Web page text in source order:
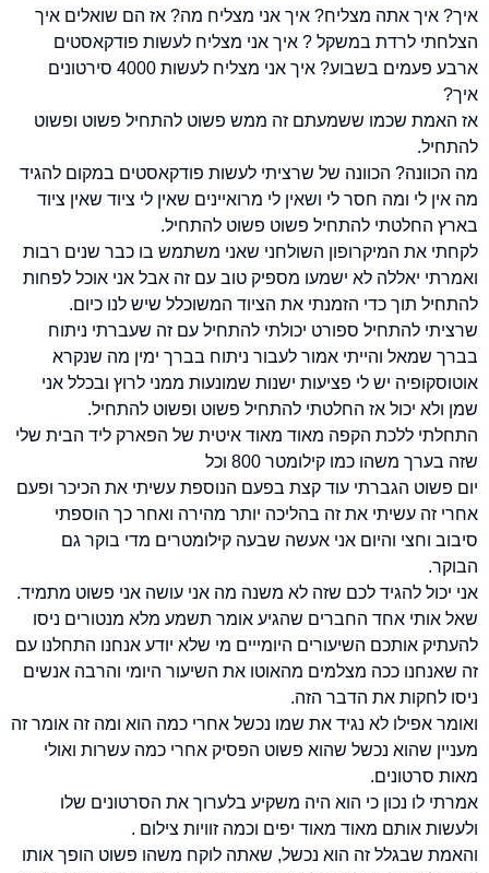
איך? איך אתה מצליח? איך אני מצליח מה? אז הם שואלים איך
הצלחתי לרדת במשקל ? איך אני מצליח לעשות פודקאסטים
ארבע פעמים בשבוע? איך אני מצליח לעשות 4000 סירטונים
איך?
אז האמת שכמו ששמעתם זה ממש פשוט להתחיל פשוט ופשוט
להתחיל.
מה הכוונה? הכוונה של שרציתי לעשות פודקאסטים במקום להגיד
מה אין לי ומה חסר לי ושאין לי מרואיינים שאין לי ציוד שאין ציוד
בארץ החלטתי להתחיל פשוט פשוט להתחיל.
לקחתי את המיקרופון השולחני שאני משתמש בו כבר שנים רבות
ואמרתי יאללה לא ישמעו מספיק טוב עם זה אבל אני אוכל לפחות
להתחיל תוך כדי הזמנתי את הציוד המשוכלל שיש לנו כיום.
שרציתי להתחיל ספורט יכולתי להתחיל עם זה שעברתי ניתוח
בברך שמאל והייתי אמור לעבור ניתוח בברך ימין מה שנקרא
אוטוסקופיה יש לי פציעות ישנות שמונעות ממני לרוץ ובכלל אני
שמן ולא יכול אז החלטתי להתחיל פשוט ופשוט להתחיל.
התחלתי ללכת הקפה מאוד מאוד איטית של הפארק ליד הבית שלי
שזה בערך משהו כמו קילומטר 800 וכל
יום פשוט הגברתי עוד קצת בפעם הנוספת עשיתי את הכיכר ופעם
אחרי זה עשיתי את זה בהליכה יותר מהירה ואחר כך הוספתי
סיבוב וחצי והיום אני אעשה שבעה קילומטרים מדי בוקר גם
הבוקר.
אני יכול להגיד לכם שזה לא משנה מה אני עושה אני פשוט מתמיד.
שאל אותי אחד החברים שהגיע אומר תשמע מלא מנטורים ניסו
להעתיק אותכם השיעורים היומייים מי שלא יודע אנחנו התחלנו עם
זה שאנחנו ככה מצלמים מהאוטו את השיעור היומי והרבה אנשים
ניסו לחקות את הדבר הזה.
ואומר אפילו לא נגיד את שמו נכשל אחרי כמה הוא ומה זה אומר זה
מעניין שהוא נכשל שהוא פשוט הפסיק אחרי כמה עשרות ואולי
מאות סרטונים.
אמרתי לו נכון כי הוא היה משקיע בלערוך את הסרטונים שלו
ולעשות אותם מאוד מאוד יפים וכמה זוויות צילום .
והאמת שבגלל זה הוא נכשל, שאתה לוקח משהו פשוט הופך אותו